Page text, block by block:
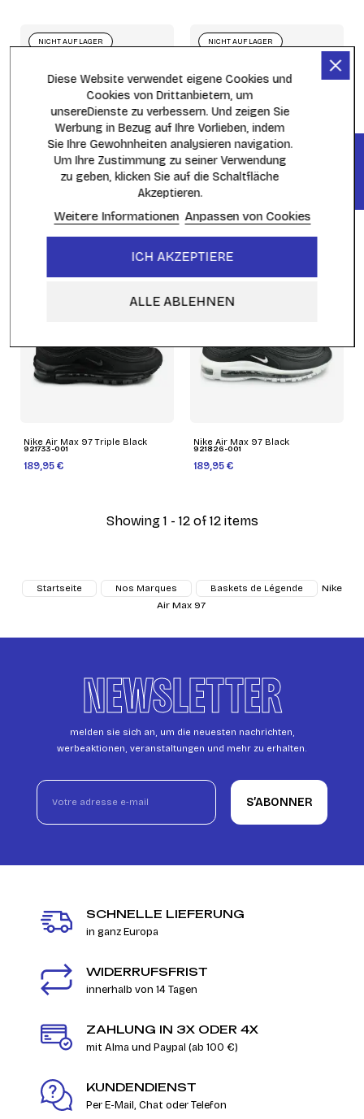
Nike Air Max 97 White Bullet
189,95 €
NICHT AUF LAGER
Nike Air Max 97 Black Terry
NICHT AUF LAGER
Nike Air Max 97 Triple Black
921733-001
189,95 €
Nike Air Max 97 Black
921826-001
189,95 €
Showing 1 - 12 of 12 items
Startseite Nos Marques Baskets de Légende
Nike
Air Max 97
NEWSLETTER
melden sie sich an, um die neuesten nachrichten,
werbeaktionen, veranstaltungen und mehr zu erhalten.
S’ABONNER
SCHNELLE LIEFERUNG
in ganz Europa
WIDERRUFSFRIST
innerhalb von 14 Tagen
ZAHLUNG IN 3X ODER 4X
mit Alma und Paypal (ab 100 €)
KUNDENDIENST
Per E-Mail, Chat oder Telefon
Diese Website verwendet eigene Cookies und
Cookies von Drittanbietern, um
unsereDienste zu verbessern. Und zeigen Sie
Werbung in Bezug auf Ihre Vorlieben, indem
Sie Ihre Gewohnheiten analysieren navigation.
Um Ihre Zustimmung zu seiner Verwendung
zu geben, klicken Sie auf die Schaltfläche
Akzeptieren.
Weitere Informationen Anpassen von Cookies
ALLE ABLEHNEN
ICH AKZEPTIERE